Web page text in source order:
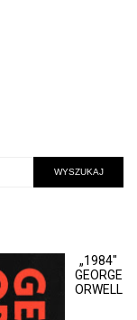
„1984"
GEORGE
ORWELL